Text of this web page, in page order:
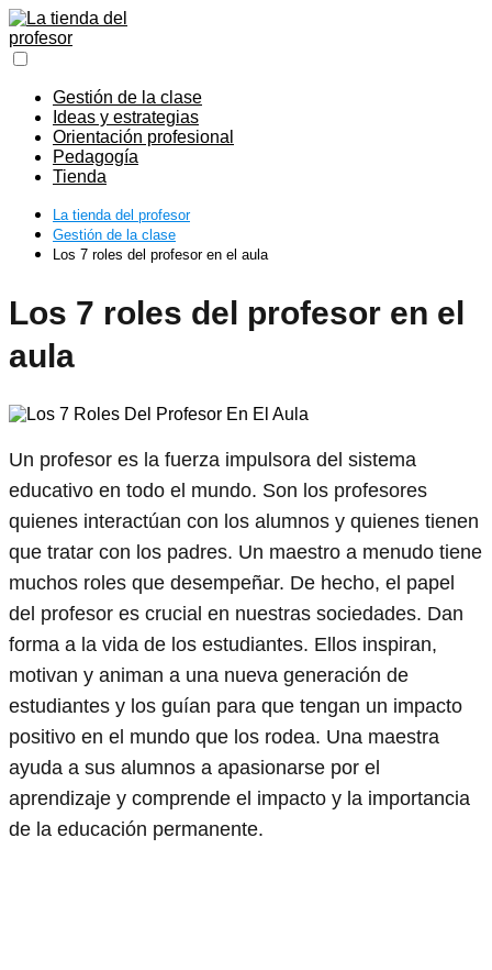
Gestión de la clase
Ideas y estrategias
Orientación profesional
Pedagogía
Tienda
La tienda del profesor
Gestión de la clase
Los 7 roles del profesor en el aula
Los 7 roles del profesor en el
aula
Un profesor es la fuerza impulsora del sistema
educativo en todo el mundo. Son los profesores
quienes interactúan con los alumnos y quienes tienen
que tratar con los padres. Un maestro a menudo tiene
muchos roles que desempeñar. De hecho, el papel
del profesor es crucial en nuestras sociedades. Dan
forma a la vida de los estudiantes. Ellos inspiran,
motivan y animan a una nueva generación de
estudiantes y los guían para que tengan un impacto
positivo en el mundo que los rodea. Una maestra
ayuda a sus alumnos a apasionarse por el
aprendizaje y comprende el impacto y la importancia
de la educación permanente.